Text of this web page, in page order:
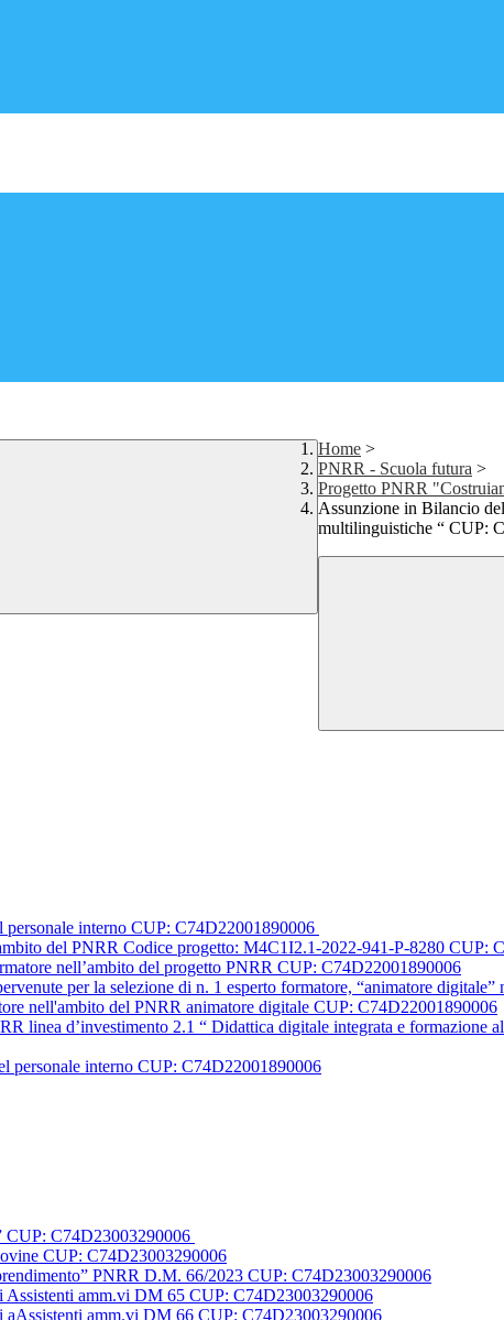
Home >
PNRR - Scuola futura >
Progetto PNRR
Assunzione in Bilancio
multilinguistiche “ CUP:
interno CUP: C74D22001890006
del PNRR Codice progetto: M4C1I2.1-2022-941-P-8280 CUP:
nell’ambito del progetto PNRR CUP: C74D22001890006
per la selezione di n. 1 esperto formatore, “animatore
nell'ambito del PNRR animatore digitale CUP: C74D22001890006
linea d’investimento 2.1 “ Didattica digitale integrata e formazione
personale interno CUP: C74D22001890006
C74D23003290006
CUP: C74D23003290006
PNRR D.M. 66/2023 CUP: C74D23003290006
amm.vi DM 65 CUP: C74D23003290006
amm.vi DM 66 CUP: C74D23003290006